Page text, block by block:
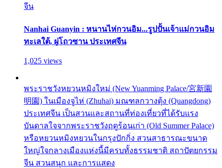
จีน
Nanhai Guanyin : หนานไห่กวนอิม...รูปปั้นเจ้าแม่กวนอิม
ทะเลใต้, ผู่โถวซาน ประเทศจีน
1,025 views
พระราชวังหยวนหมิงใหม่ (New Yuanming Palace/宮新園
明園) ในเมืองจูไห่ (Zhuhai) มณฑลกวางตุ้ง (Quangdong)
ประเทศจีน เป็นสวนและสถานที่ท่องเที่ยวที่ได้รับแรง
บันดาลใจจากพระราชวังฤดูร้อนเก่า (Old Summer Palace)
หรือหยวนหมิงหยวนในกรุงปักกิ่ง สวนสาธารณะขนาด
ใหญ่ใจกลางเมืองแห่งนี้มีครบทั้งธรรมชาติ สถาปัตยกรรม
จีน สวนสนุก และการแสดง